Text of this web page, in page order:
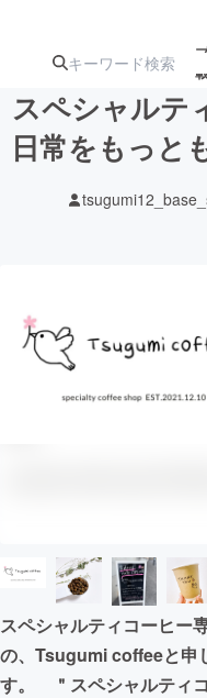
ターン
ジェク
テクノロジー
CAMPFIRE for
CAMPFIREふるさ
スペシャルテ
日常をもっと
スペシャルティコーヒー
の、Tsugumi coffeeと申
す。 ＂スペシャルティ